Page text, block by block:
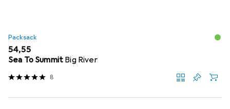
Packsack
EUR
54,55
Sea To Summit Big River
8